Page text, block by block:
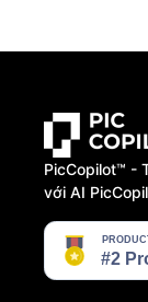
PicCopilot™️ -
với AI